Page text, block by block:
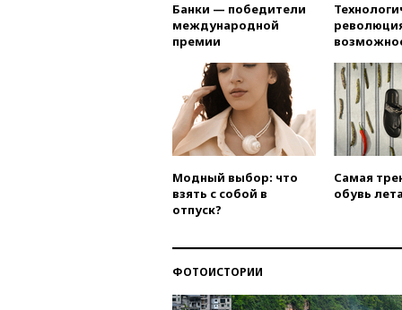
Банки — победители
международной
премии
Модный выбор: что
взять с собой в
отпуск?
Самая
обувь
ФОТОИСТОРИИ